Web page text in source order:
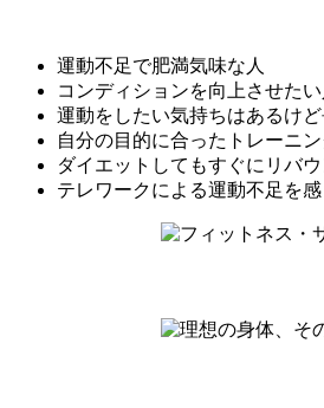
運動不足で肥満気味な人
コンディションを向上させたい
運動をしたい気持ちはあるけ
自分の目的に合ったトレーニ
ダイエットしてもすぐにリバ
テレワークによる運動不足を感